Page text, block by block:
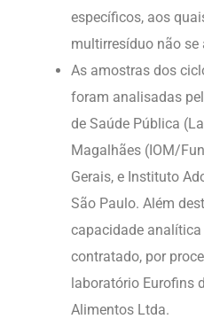
específicos, aos
multirresíduo não se
As amostras dos
foram analisadas
de Saúde Pública
Magalhães (IOM/
Gerais, e Instituto
São Paulo. Além
capacidade
contratado, por
laboratório Eurofins
Alimentos Ltda.